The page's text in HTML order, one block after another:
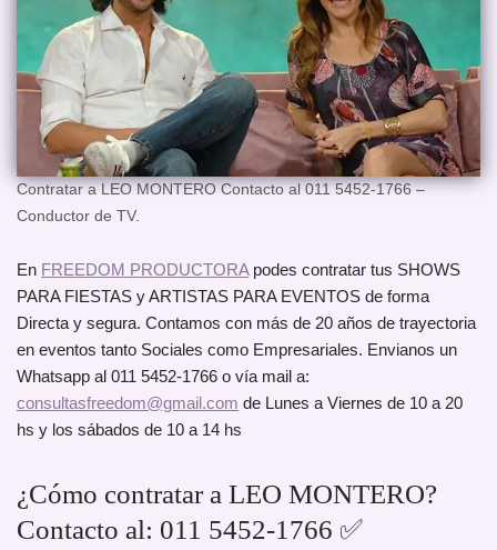
Contratar a LEO MONTERO Contacto al 011 5452-1766 –
Conductor de TV.
En FREEDOM PRODUCTORApodes contratar tus SHOWS
PARA FIESTAS y ARTISTAS PARA EVENTOS de forma
Directa y segura. Contamos con más de 20 años de trayectoria
en eventos tanto Sociales como Empresariales. Envianos un
Whatsapp al 011 5452-1766 o vía mail a:
consultasfreedom@gmail.com de Lunes a Viernes de 10 a 20
hs y los sábados de 10 a 14 hs
¿Cómo contratar a LEO MONTERO?
Contacto al: 011 5452-1766 ✅